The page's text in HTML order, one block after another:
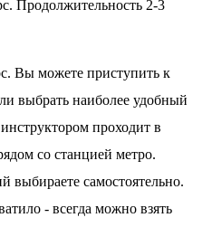
Продолжительность 2-3
Вы можете приступить к
выбрать наиболее удобный
проходит в
со станцией метро.
выбираете самостоятельно.
- всегда можно взять